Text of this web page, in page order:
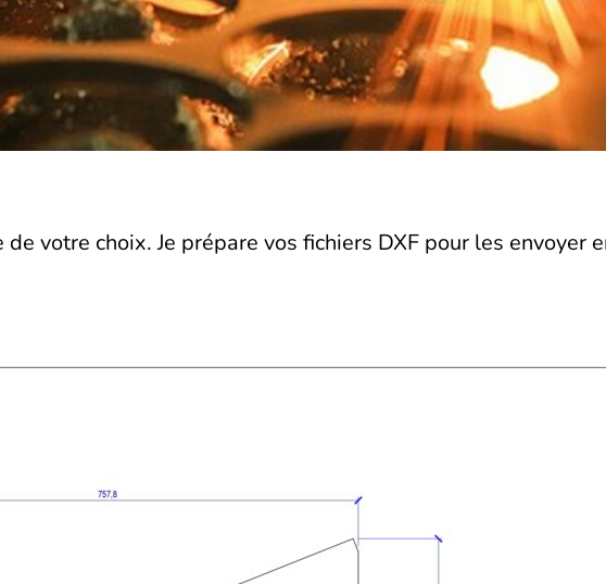
votre choix. Je prépare vos fichiers DXF pour les envoyer